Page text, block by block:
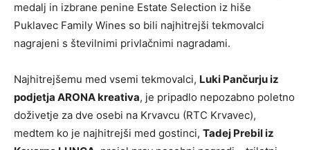
medalj in izbrane penine Estate Selection iz hiše
Puklavec Family Wines so bili najhitrejši tekmovalci
nagrajeni s številnimi privlačnimi nagradami.
Najhitrejšemu med vsemi tekmovalci, Luki Pančurju iz
podjetja ARONA kreativa, je pripadlo nepozabno poletno
doživetje za dve osebi na Krvavcu (RTC Krvavec),
medtem ko je najhitrejši med gostinci, Tadej Prebil iz